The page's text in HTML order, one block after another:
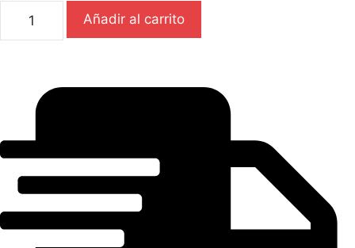
Añadir al carrito